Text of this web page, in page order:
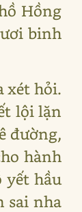
Hồng
binh
xét hỏi.
lội lặn
đường,
hành
yết hầu
sai nha